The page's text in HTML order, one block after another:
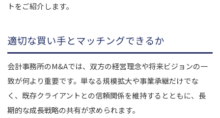
トをご紹介します。
適切な買い手とマッチングできるか
会計事務所のM&Aでは、双方の経営理念や将来ビジョンの一
致が何より重要です。単なる規模拡大や事業承継だけでな
く、既存クライアントとの信頼関係を維持するとともに、長
期的な成長戦略の共有が求められます。